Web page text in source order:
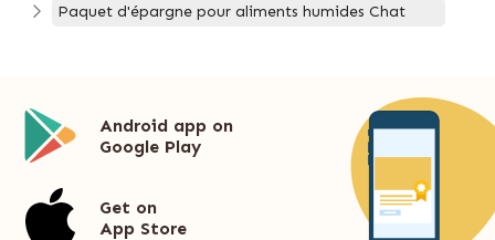
Paquet d'épargne pour aliments humides Chat
Android app on
Google Play
Get on
App Store